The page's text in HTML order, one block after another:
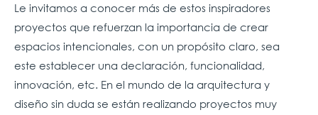
Le invitamos a conocer más de estos inspiradores
proyectos que refuerzan la importancia de crear
espacios intencionales, con un propósito claro, sea
este establecer una declaración, funcionalidad,
innovación, etc. En el mundo de la arquitectura y
diseño sin duda se están realizando proyectos muy